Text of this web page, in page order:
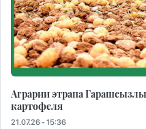
Аграрии этрапа
картофеля
21.07.26 - 15:36